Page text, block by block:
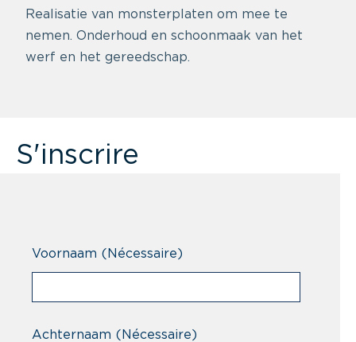
Realisatie van monsterplaten om mee te
nemen. Onderhoud en schoonmaak van het
werf en het gereedschap.
S'inscrire
Voornaam (Nécessaire)
Achternaam (Nécessaire)